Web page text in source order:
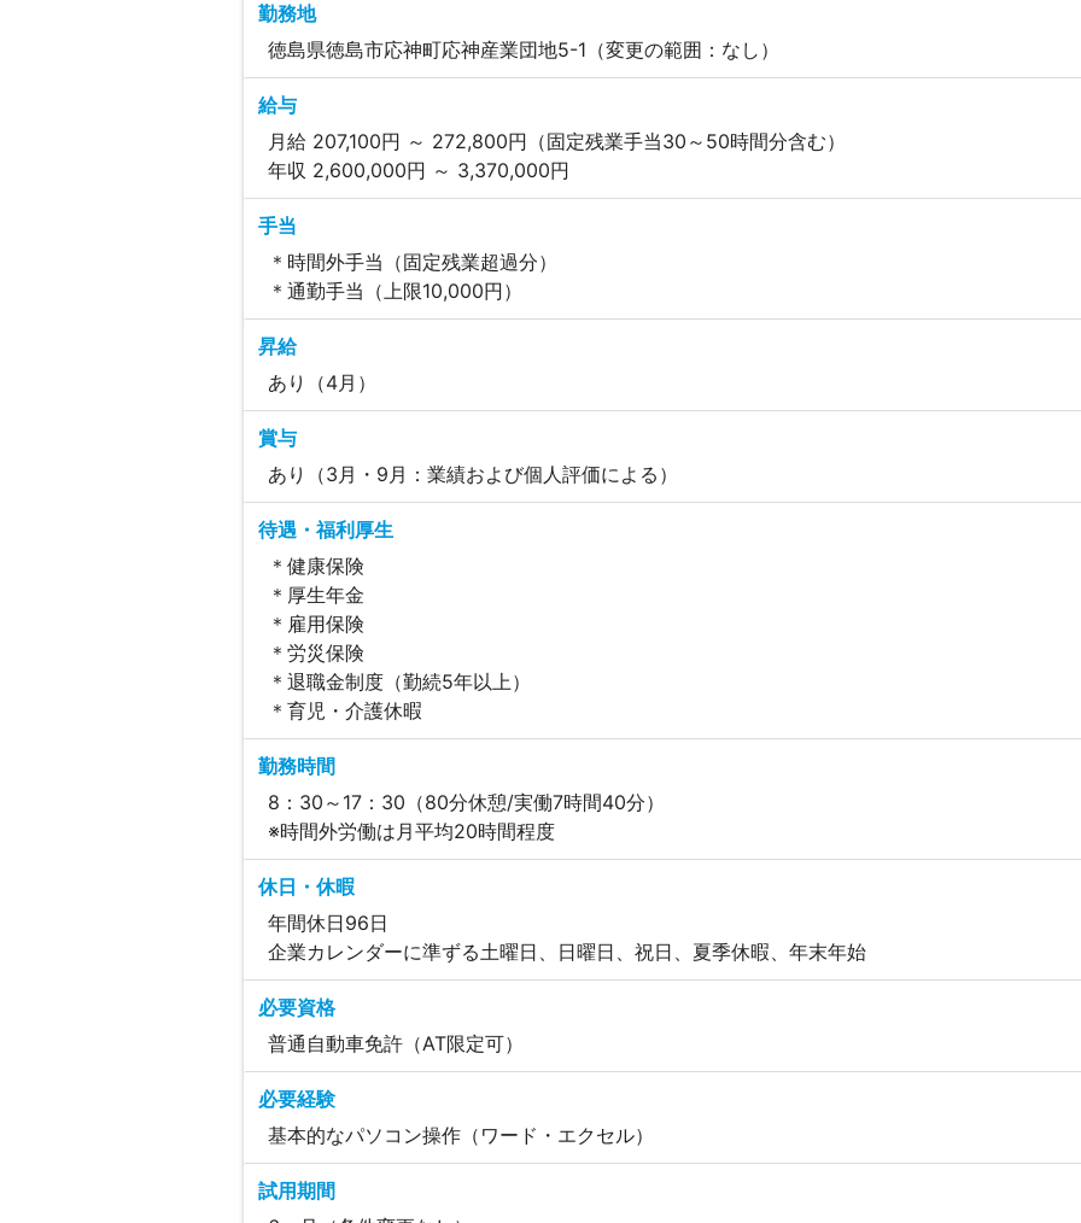
勤務地
徳島県徳島市応神町応神産業団地5-1（変更の範囲：なし）
給与
月給 207,100円 ～ 272,800円（固定残業手当30～50時間分含む）
年収 2,600,000円 ～ 3,370,000円
手当
＊時間外手当（固定残業超過分）
＊通勤手当（上限10,000円）
昇給
あり（4月）
賞与
あり（3月・9月：業績および個人評価による）
待遇・福利厚生
＊健康保険
＊厚生年金
＊雇用保険
＊労災保険
＊退職金制度（勤続5年以上）
＊育児・介護休暇
勤務時間
8：30～17：30（80分休憩/実働7時間40分）
※時間外労働は月平均20時間程度
休日・休暇
年間休日96日
企業カレンダーに準ずる土曜日、日曜日、祝日、夏季休暇、年末年始
必要資格
普通自動車免許（AT限定可）
必要経験
基本的なパソコン操作（ワード・エクセル）
試用期間